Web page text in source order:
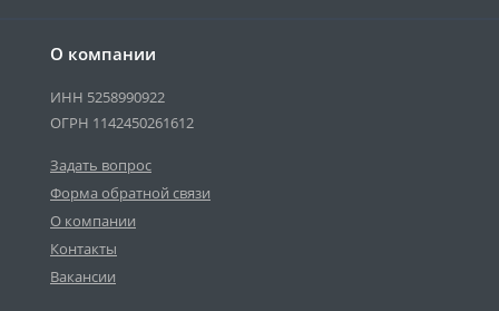
О компании
ИНН 5258990922
ОГРН 1142450261612
Задать вопрос
Форма обратной связи
О компании
Контакты
Вакансии